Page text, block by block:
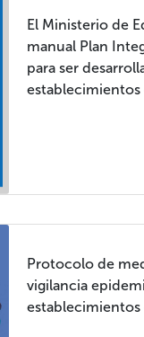
El Ministerio de
manual Plan
para ser
establecimientos
Protocolo de
vigilancia
establecimientos